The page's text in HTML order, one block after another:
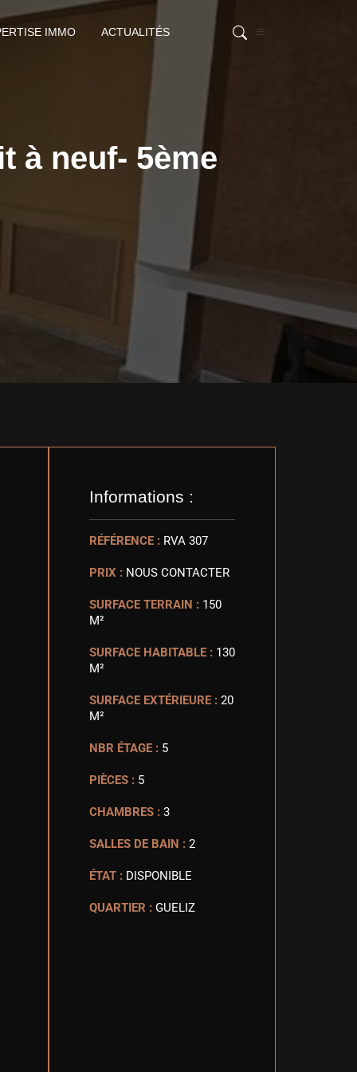
IMMO ACTUALITÉS
à neuf- 5ème
Informations :
RÉFÉRENCE : RVA 307
PRIX : NOUS CONTACTER
SURFACE TERRAIN : 150
M²
SURFACE HABITABLE : 130
M²
SURFACE EXTÉRIEURE : 20
M²
NBR ÉTAGE : 5
PIÈCES : 5
CHAMBRES : 3
SALLES DE BAIN : 2
ÉTAT : DISPONIBLE
QUARTIER : GUELIZ